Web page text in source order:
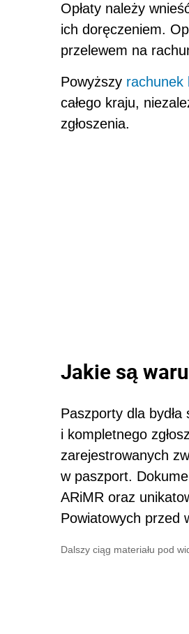
Opłaty należy
ich doręczeniem.
przelewem na
Powyższy rachunek
całego kraju,
zgłoszenia.
Jakie są
Paszporty dla
i kompletnego
zarejestrowanych
w paszport.
ARiMR oraz
Powiatowych przed
Dalszy ciąg materiału pod